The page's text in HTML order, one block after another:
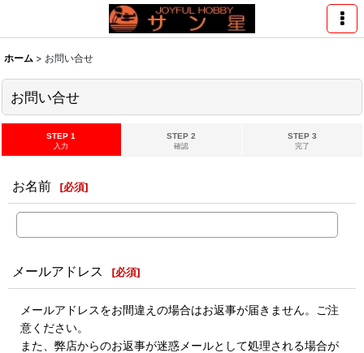
ホーム > お問い合せ
お問い合せ
STEP 1
入力
STEP 2
確認
STEP 3
完了
お名前 [必須]
メールアドレス [必須]
メールアドレスをお間違えの場合はお返事が届きません。ご注
意ください。
また、弊店からのお返事が迷惑メールとして処理される場合が